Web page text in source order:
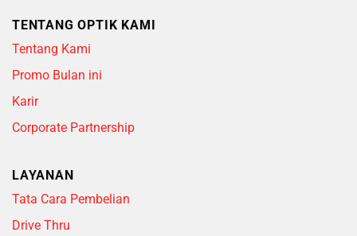
TENTANG OPTIK KAMI
Tentang Kami
Promo Bulan ini
Karir
Corporate Partnership
LAYANAN
Tata Cara Pembelian
Drive Thru